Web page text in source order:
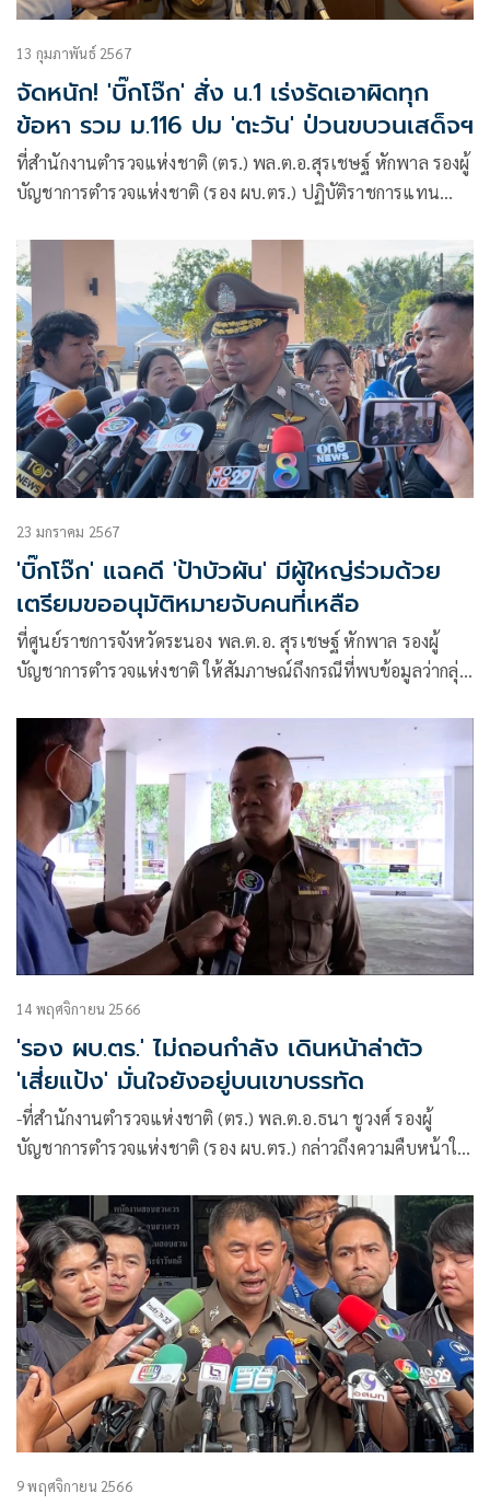
13 กุมภาพันธ์ 2567
จัดหนัก! 'บิ๊กโจ๊ก' สั่ง น.1 เร่งรัดเอาผิดทุก
ข้อหา รวม ม.116 ปม 'ตะวัน' ป่วนขบวนเสด็จฯ
ที่สำนักงานตำรวจแห่งชาติ (ตร.) พล.ต.อ.สุรเชษฐ์ หักพาล รองผู้
บัญชาการตำรวจแห่งชาติ (รอง ผบ.ตร.) ปฏิบัติราชการแทน
23 มกราคม 2567
'บิ๊กโจ๊ก' แฉคดี 'ป้าบัวผัน' มีผู้ใหญ่ร่วมด้วย
เตรียมขออนุมัติหมายจับคนที่เหลือ
ที่ศูนย์ราชการจังหวัดระนอง พล.ต.อ. สุรเชษฐ์ หักพาล รองผู้
บัญชาการตำรวจแห่งชาติ ให้สัมภาษณ์ถึงกรณีที่พบข้อมูลว่ากลุ่ม
14 พฤศจิกายน 2566
'รอง ผบ.ตร.' ไม่ถอนกำลัง เดินหน้าล่าตัว
'เสี่ยแป้ง' มั่นใจยังอยู่บนเขาบรรทัด
-ที่สำนักงานตำรวจแห่งชาติ (ตร.) พล.ต.อ.ธนา ชูวงศ์ รองผู้
บัญชาการตำรวจแห่งชาติ (รอง ผบ.ตร.) กล่าวถึงความคืบหน้าใน
9 พฤศจิกายน 2566